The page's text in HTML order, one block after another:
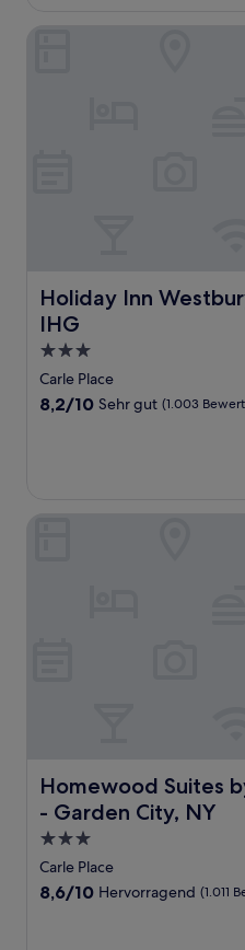
Holiday Inn
IHG
Holiday Inn Westbury -
3.0-
Sterne-
Unterkunft
Carle Place
8.2
Bewertungen)
8,2/10 Sehr gut (1.003
Homewood Suites
- Garden City, NY
Homewood Suites by
3.0-
Sterne-
Unterkunft
Carle Place
8.6
8,6/10 Hervorragend (1.011
Homewood Suites by